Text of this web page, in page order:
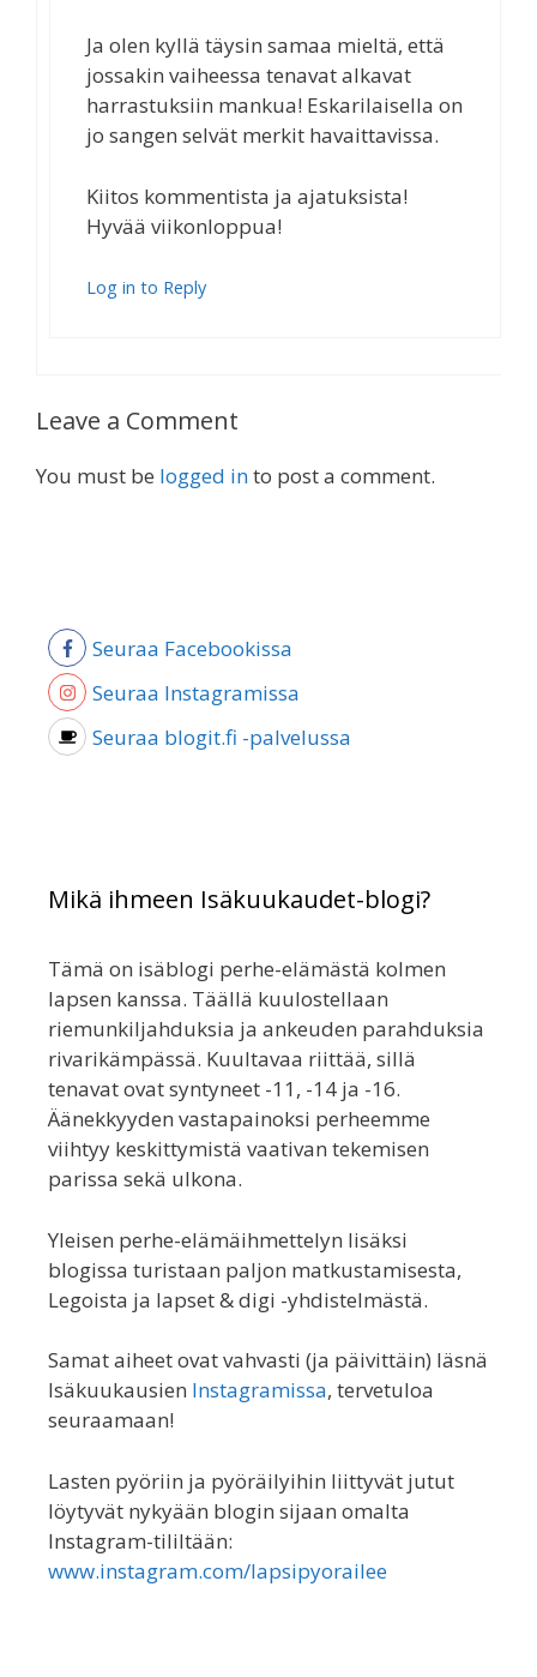
Ja olen kyllä täysin samaa mieltä, että
jossakin vaiheessa tenavat alkavat
harrastuksiin mankua! Eskarilaisella on
jo sangen selvät merkit havaittavissa.
Kiitos kommentista ja ajatuksista!
Hyvää viikonloppua!
Log in to Reply
Leave a Comment
You must be logged into post a comment.
Seuraa Facebookissa
Seuraa Instagramissa
Seuraa blogit.fi -palvelussa
Mikä ihmeen Isäkuukaudet-blogi?
Tämä on isäblogi perhe-elämästä kolmen
lapsen kanssa. Täällä kuulostellaan
riemunkiljahduksia ja ankeuden parahduksia
rivarikämpässä. Kuultavaa riittää, sillä
tenavat ovat syntyneet -11, -14 ja -16.
Äänekkyyden vastapainoksi perheemme
viihtyy keskittymistä vaativan tekemisen
parissa sekä ulkona.
Yleisen perhe-elämäihmettelyn lisäksi
blogissa turistaan paljon matkustamisesta,
Legoista ja lapset & digi -yhdistelmästä.
Samat aiheet ovat vahvasti (ja päivittäin) läsnä
Isäkuukausien Instagramissa, tervetuloa
seuraamaan!
Lasten pyöriin ja pyöräilyihin liittyvät jutut
löytyvät nykyään blogin sijaan omalta
Instagram-tililtään:
www.instagram.com/lapsipyorailee